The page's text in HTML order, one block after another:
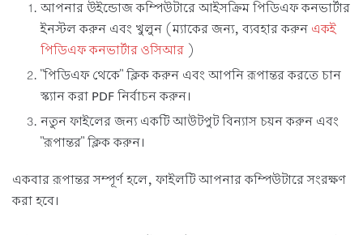
আপনার উইন্ডোজ কম্পিউটারে আইসক্রিম পিডিএফ কনভার্টার
ইনস্টল করুন এবং খুলুন (ম্যাকের জন্য, ব্যবহার করুন একই
পিডিএফ কনভার্টার ওসিআর )
"পিডিএফ থেকে" ক্লিক করুন এবং আপনি রূপান্তর করতে চান
স্ক্যান করা PDF নির্বাচন করুন।
নতুন ফাইলের জন্য একটি আউটপুট বিন্যাস চয়ন করুন এবং
"রূপান্তর" ক্লিক করুন।
একবার রূপান্তর সম্পূর্ণ হলে, ফাইলটি আপনার কম্পিউটারে সংরক্ষণ
করা হবে।